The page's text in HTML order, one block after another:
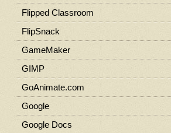
Flipped Classroom
FlipSnack
GameMaker
GIMP
GoAnimate.com
Google
Google Docs